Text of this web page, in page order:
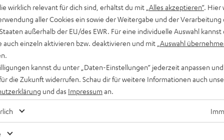
US 4110/1 SW
1 SW ist der Gentlemen unter den Subwoofern. Mit seinen
Volumen stimmen schon mal die Außenwerte. Die Class-
von 180 Watt, um das mit 250-mm-Durchmesser üppig
Tieftonchassis mehr als ausreichend anzutreiben.
wirklich relevant für dich sind, erhältst du mit „Alles akzeptieren“. Hier
aller Cookies ein sowie der Weitergabe und der Verarbeitung
außerhalb der EU/des EWR. Für eine individuelle Auswahl kannst
auch einzeln aktivieren bzw. deaktivieren und mit „Auswahl
kannst du unter „Daten-Einstellungen“ jederzeit anpassen
die Zukunft widerrufen. Schau dir für weitere Informationen auch
und das Impressum an.